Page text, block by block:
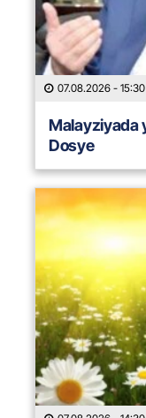
07.08.2026 - 15:30
Malayziyada
Dosye